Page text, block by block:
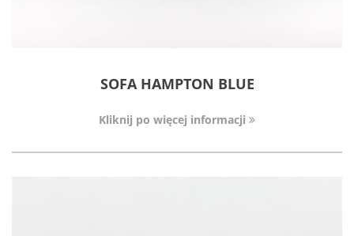
SOFA HAMPTON BLUE
Kliknij po więcej informacji